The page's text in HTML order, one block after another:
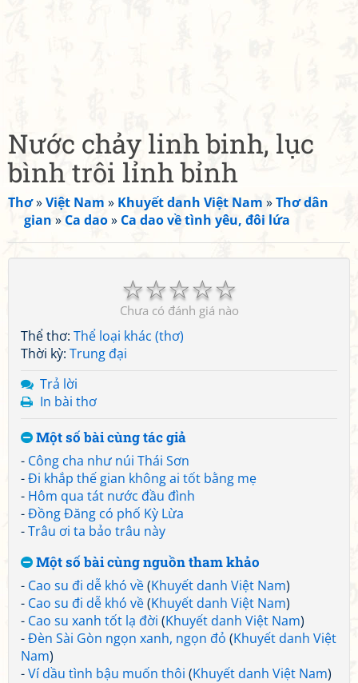
Nước chảy linh binh, lục
bình trôi lỉnh bỉnh
Thơ»Việt Nam » Khuyết danh Việt Nam »Thơ dân
gian » Ca dao» Ca dao về tình yêu, đôi lứa
☆
☆
☆
☆
☆
Chưa có đánh giá nào
Thể thơ: Thể loại khác (thơ)
Thời kỳ: Trung đại
Trả lời
In bài thơ
Một số bài cùng tác giả
- Công cha như núi Thái Sơn
-Đi khắp thế gian không ai tốt bằng mẹ
- Hôm qua tát nước đầu đình
-Đồng Đăng có phố Kỳ Lừa
-Trâu ơi ta bảo trâu này
Một số bài cùng nguồn tham khảo
- Cao su đi dễ khó về(Khuyết danh Việt Nam)
- Cao su đi dễ khó về(Khuyết danh Việt Nam)
- Cao su xanh tốt lạ đời (Khuyết danh Việt Nam)
-Đèn Sài Gòn ngọn xanh, ngọn đỏ (Khuyết danh Việt
Nam)
-Ví dầu tình bậu muốn thôi (Khuyết danh Việt Nam)